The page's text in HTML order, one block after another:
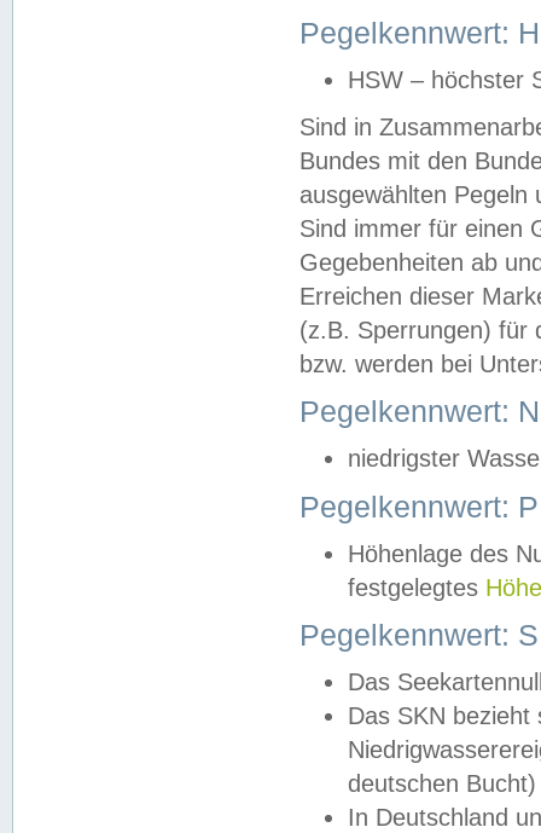
Pegelkennwert:
HSW – höchster
Sind in
Bundes mit den
ausgewählten
Sind immer für einen
Gegebenheiten ab
Erreichen dieser
(z.B. Sperrungen) für
bzw. werden bei
Pegelkennwert:
niedrigster
Pegelkennwert:
Höhenlage des
festgelegtes
Pegelkennwert:
Das
Das SKN
deutschen
In Deutschland